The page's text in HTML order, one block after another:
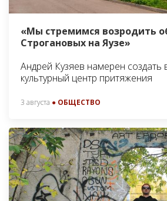
«Мы стремимся возродить
Строгановых на Яузе»
Андрей Кузяев намерен
культурный центр притяжения
3 августа ● ОБЩЕСТВО